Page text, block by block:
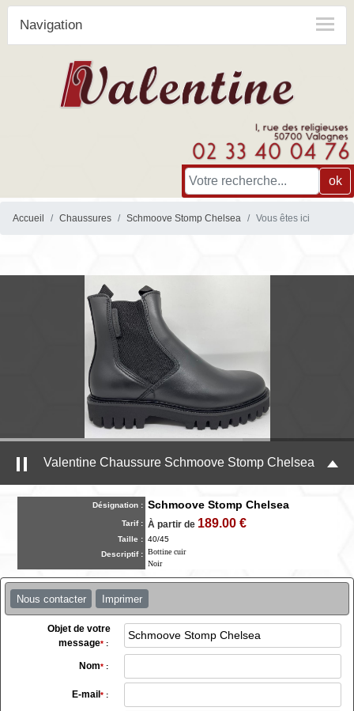
Navigation
ok
Accueil Chaussures Schmoove Stomp Chelsea Vous êtes ici
Valentine Chaussure Schmoove Stomp Chelsea
Désignation : Schmoove Stomp Chelsea
Tarif : À partir de 189.00 €
Taille : 40/45
Descriptif : Bottine cuir
Noir
Nous contacter Imprimer
Objet de votre
message*:
Nom*:
E-mail *: